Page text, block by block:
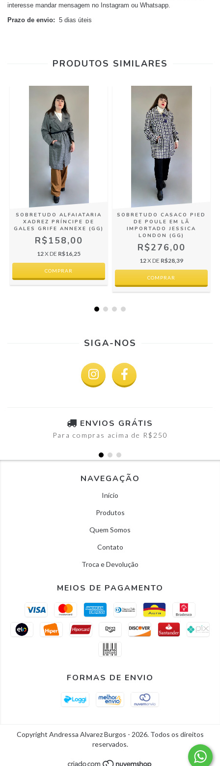
interesse mandar mensagem no Instagram ou Whatsapp.
Prazo de envio: 5 dias úteis
PRODUTOS SIMILARES
SOBRETUDO ALFAIATARIA
XADREZ PRÍNCIPE DE
GALES GRIFE ANNEXE (GG)
R$158,00
12X DE R$16,25
SOBRETUDO CASACO PIED
DE POULE EM LÃ
IMPORTADO JESSICA
LONDON (GG)
R$276,00
12X DE R$28,39
SIGA-NOS
ENVIOS GRÁTIS
Para compras acima de R$250
NAVEGAÇÃO
Início
Produtos
Quem Somos
Contato
Troca e Devolução
MEIOS DE PAGAMENTO
FORMAS DE ENVIO
Copyright Andressa Alvarez Burgos - 2026. Todos os direitos
reservados.